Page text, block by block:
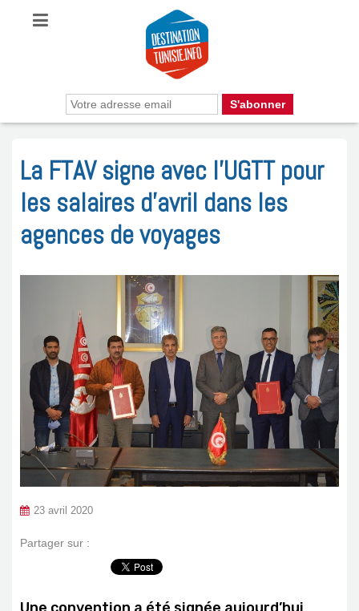
La FTAV signe avec l’UGTT pour
les salaires d’avril dans les
agences de voyages
23 avril 2020
Partager sur :